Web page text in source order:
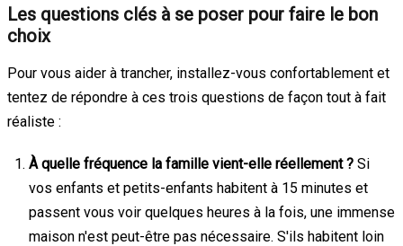
Les questions clés à se poser pour faire le bon
choix
Pour vous aider à trancher, installez-vous confortablement et
tentez de répondre à ces trois questions de façon tout à fait
réaliste :
À quelle fréquence la famille vient-elle réellement ? Si
vos enfants et petits-enfants habitent à 15 minutes et
passent vous voir quelques heures à la fois, une immense
maison n'est peut-être pas nécessaire. S'ils habitent loin